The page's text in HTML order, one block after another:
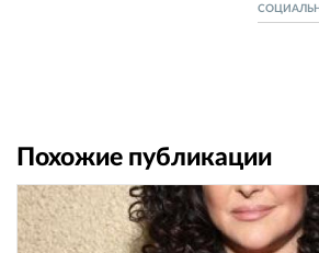
Похожие публикации